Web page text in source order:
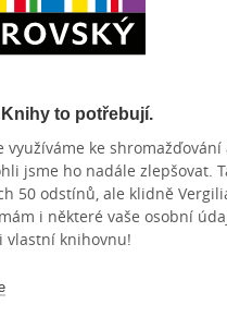
PRODUKTU
0.0 z 5
to potřebují.
ke shromažďování
jsme ho nadále zlepšovat.
50 odstínů, ale klidně
i některé vaše osobní
vlastní knihovnu!